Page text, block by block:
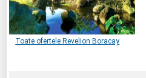
Toate ofertele Revelion Boracay